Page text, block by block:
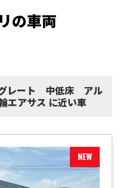
の車両
グレート 中低床 アル
アサス に近い車